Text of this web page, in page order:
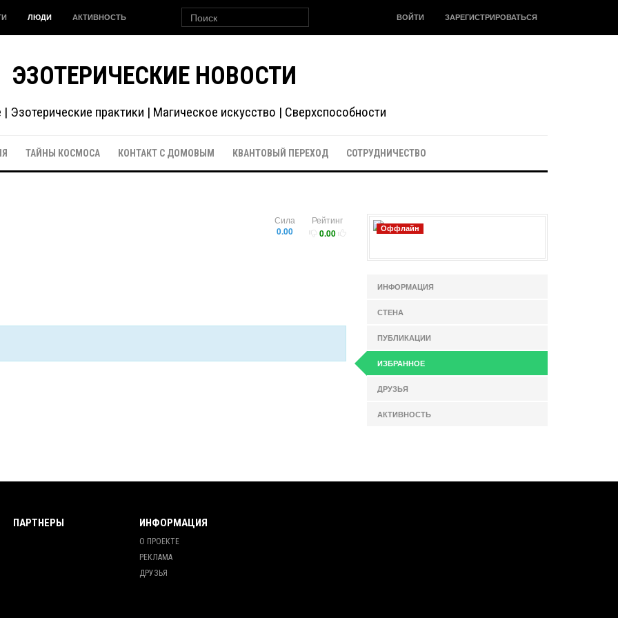
ЛЮДИ АКТИВНОСТЬ ВОЙТИ ЗАРЕГИСТРИРОВАТЬСЯ
ЭЗОТЕРИЧЕСКИЕ НОВОСТИ
Эзотерические практики | Магическое искусство | Сверхспособности
ТАЙНЫ КОСМОСА КОНТАКТ С ДОМОВЫМ КВАНТОВЫЙ ПЕРЕХОД СОТРУДНИЧЕСТВО
Рейтинг
0.00
Сила
0.00
Оффлайн
ИНФОРМАЦИЯ
СТЕНА
ПУБЛИКАЦИИ
ИЗБРАННОЕ
ДРУЗЬЯ
АКТИВНОСТЬ
ПАРТНЕРЫ ИНФОРМАЦИЯ
О ПРОЕКТЕ
РЕКЛАМА
ДРУЗЬЯ